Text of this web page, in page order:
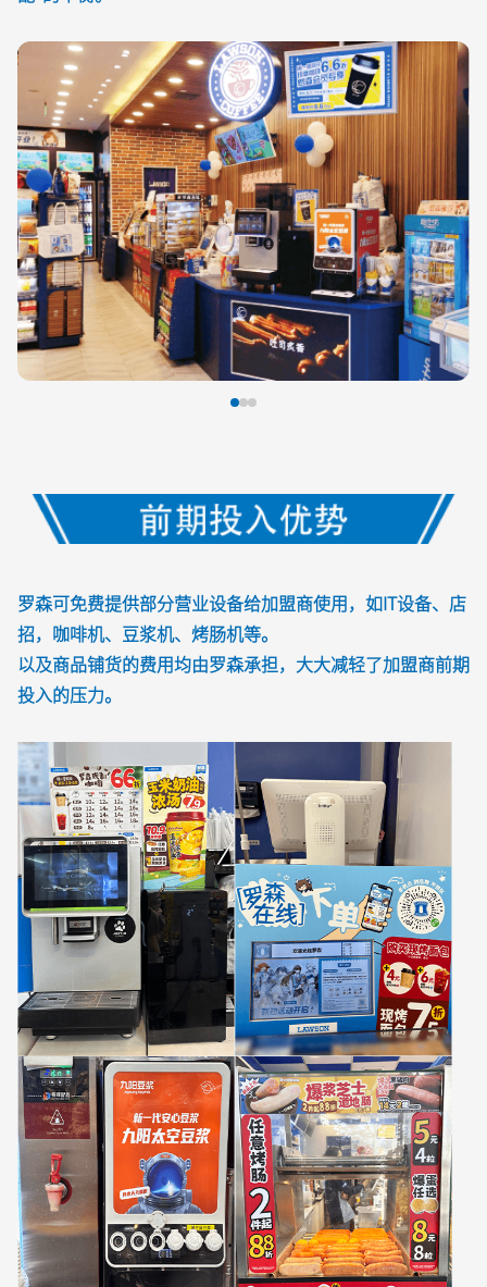
罗森可免费提供部分营业设备给加盟商使用，如IT设备、店
招，咖啡机、豆浆机、烤肠机等。
以及商品铺货的费用均由罗森承担，大大减轻了加盟商前期
投入的压力。